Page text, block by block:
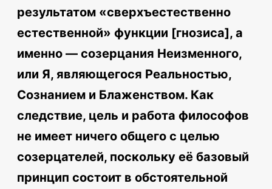
результатом «сверхъестественно
естественной» функции [гнозиса], а
именно — созерцания Неизменного,
или Я, являющегося Реальностью,
Сознанием и Блаженством. Как
следствие, цель и работа философов
не имеет ничего общего с целью
созерцателей, поскольку её базовый
принцип состоит в обстоятельной